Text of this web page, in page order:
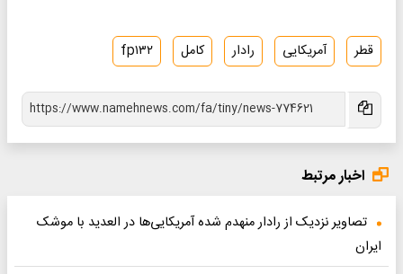
قطر آمریکایی رادار کامل fp۱۳۲
اخبار مرتبط
تصاویر نزدیک از رادار منهدم شده آمریکایی‌ها در العدید با موشک
ایران